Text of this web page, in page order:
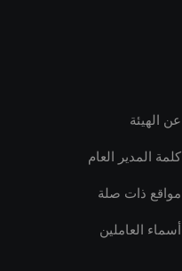
عن الهيئة
كلمة المدير العام
مواقع ذات صلة
أسماء العاملين